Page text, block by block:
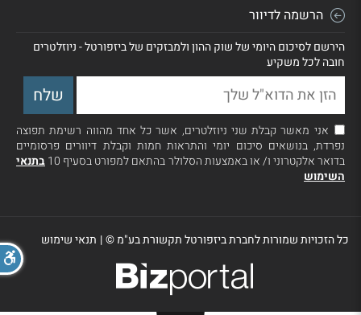
הרשמה לדיוור
הירשם לסיכום היומי של שוק ההון ולמבזקים של ביזפורטל - ניוזלטרים
חובה לכל משקיע
אני מאשר קבלת שני ניוזלטרים, אשר כל אחד מהווה רשימת תפוצה
נפרדת, בנושאים סיכום יומי והתראות חמות וקבלת דיוורים פרסומיים
בדואר אלקטרוני ו/ או באמצעות הסלולר בהתאם למפורט בסעיף 10
בתנאי
השימוש
כל הזכויות שמורות לחברת ביזפורטל תקשורת בע"מ ©| תנאי שימוש